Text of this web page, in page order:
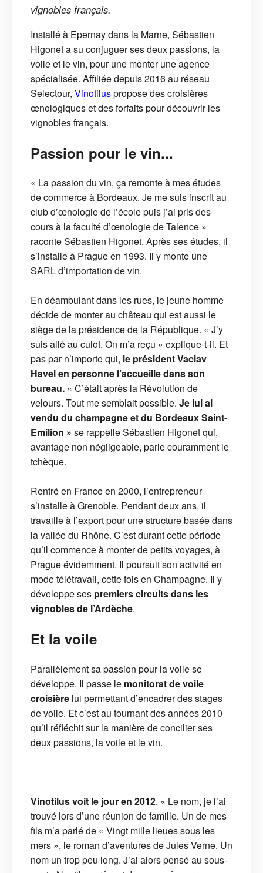
vignobles français.
Installé à Epernay dans la Marne, Sébastien
Higonet a su conjuguer ses deux passions, la
voile et le vin, pour une monter une agence
spécialisée. Affiliée depuis 2016 au réseau
Selectour, Vinotiluspropose des croisières
œnologiques et des forfaits pour découvrir les
vignobles français.
Passion pour le vin...
« La passion du vin, ça remonte à mes études
de commerce à Bordeaux. Je me suis inscrit au
club d’œnologie de l’école puis j’ai pris des
cours à la faculté d’œnologie de Talence »
raconte Sébastien Higonet. Après ses études, il
s’installe à Prague en 1993. Il y monte une
SARL d’importation de vin.
En déambulant dans les rues, le jeune homme
décide de monter au château qui est aussi le
siège de la présidence de la République. « J’y
suis allé au culot. On m’a reçu » explique-t-il. Et
pas par n’importe qui, le président Vaclav
Havel en personne l’accueille dans son
bureau. « C’était après la Révolution de
velours. Tout me semblait possible. Je lui ai
vendu du champagne et du Bordeaux Saint-
Emilion » se rappelle Sébastien Higonet qui,
avantage non négligeable, parle couramment le
tchèque.
Rentré en France en 2000, l’entrepreneur
s’installe à Grenoble. Pendant deux ans, il
travaille à l’export pour une structure basée dans
la vallée du Rhône. C’est durant cette période
qu’il commence à monter de petits voyages, à
Prague évidemment. Il poursuit son activité en
mode télétravail, cette fois en Champagne. Il y
développe ses premiers circuits dans les
vignobles de l’Ardèche.
Et la voile
Parallèlement sa passion pour la voile se
développe. Il passe le monitorat de voile
croisière lui permettant d’encadrer des stages
de voile. Et c’est au tournant des années 2010
qu’il réfléchit sur la manière de concilier ses
deux passions, la voile et le vin.
Vinotilus voit le jour en 2012. « Le nom, je l’ai
trouvé lors d’une réunion de famille. Un de mes
fils m’a parlé de « Vingt mille lieues sous les
mers », le roman d’aventures de Jules Verne. Un
nom un trop peu long. J’ai alors pensé au sous-